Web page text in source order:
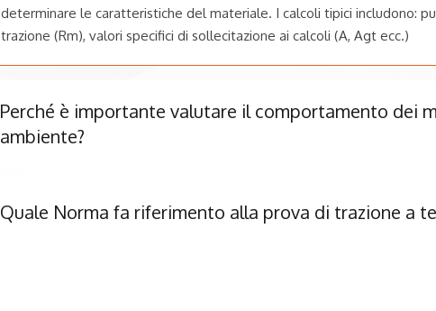
determinare le caratteristiche del materiale. I calcoli tipici includono:
trazione (Rm), valori specifici di sollecitazione ai calcoli (A, Agt ecc.)
Perché è importante valutare il comportamento dei
ambiente?
Quale Norma fa riferimento alla prova di trazione a